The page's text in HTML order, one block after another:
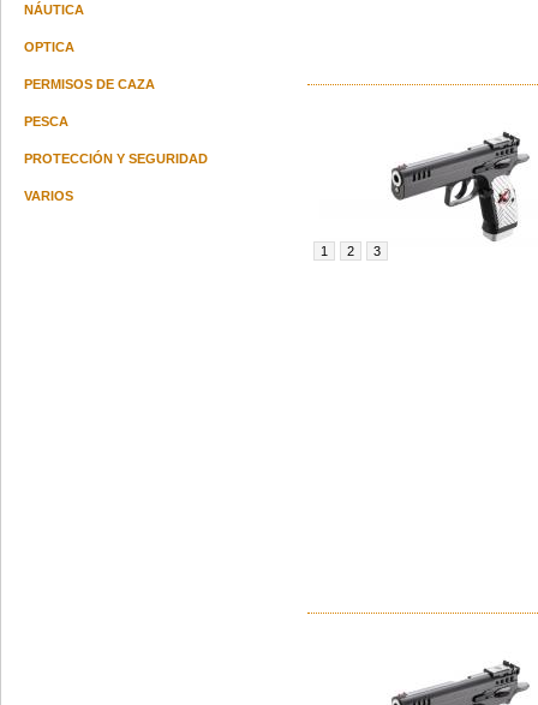
NÁUTICA
OPTICA
PERMISOS DE CAZA
PESCA
PROTECCIÓN Y SEGURIDAD
VARIOS
1 2 3